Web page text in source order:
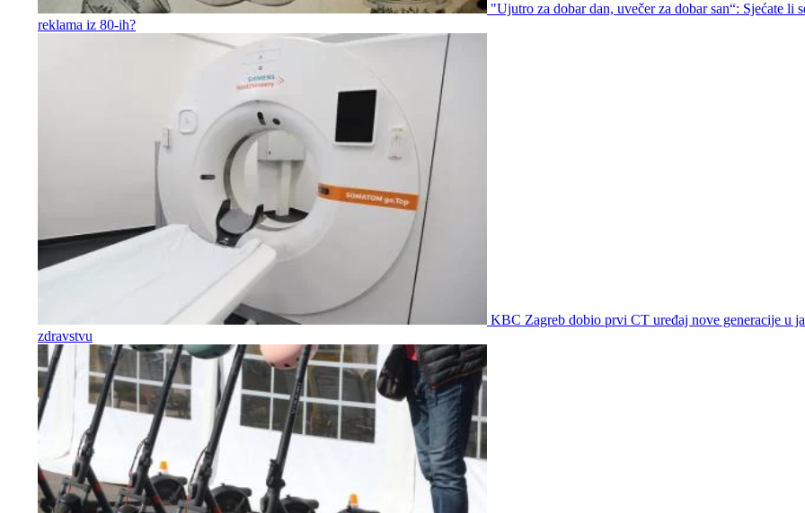
"Ujutro za dobar dan, uvečer za dobar san“: Sjećate li
reklama iz 80-ih?
KBC Zagreb dobio prvi CT uređaj nove generacije u
zdravstvu